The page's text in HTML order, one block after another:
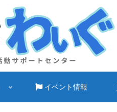
イベント情報